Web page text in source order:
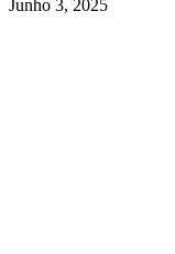
Junho 3, 2025